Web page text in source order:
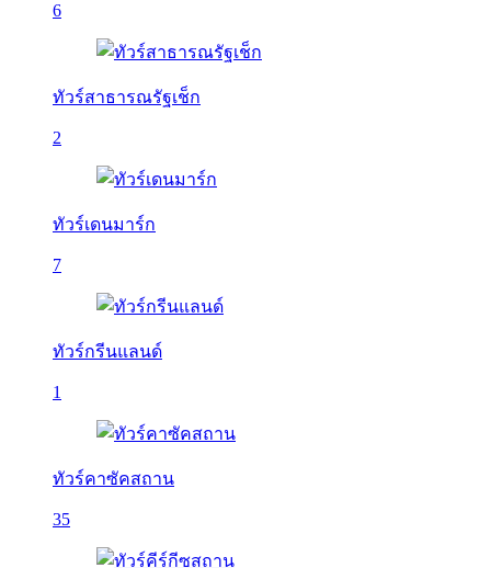
6
ทัวร์สาธารณรัฐเช็ก
2
ทัวร์เดนมาร์ก
7
ทัวร์กรีนแลนด์
1
ทัวร์คาซัคสถาน
35